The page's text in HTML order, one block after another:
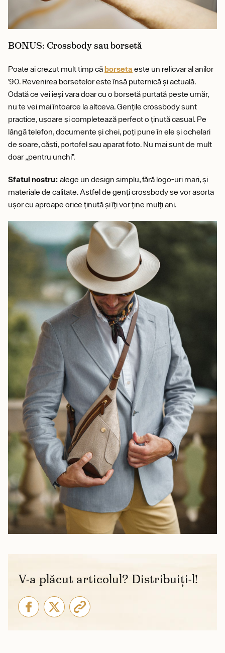
BONUS: Crossbody sau borsetă
Poate ai crezut mult timp căborseta este un relicvar al anilor
’90. Revenirea borsetelor este însă puternică și actuală.
Odată ce vei ieși vara doar cu o borsetă purtată peste umăr,
nu te vei mai întoarce la altceva. Gențile crossbody sunt
practice, ușoare și completează perfect o ținută casual. Pe
lângă telefon, documente și chei, poți pune în ele și ochelari
de soare, căști, portofel sau aparat foto. Nu mai sunt de mult
doar „pentru unchi”.
Sfatul nostru: alege un design simplu, fără logo-uri mari, și
materiale de calitate. Astfel de genți crossbody se vor asorta
ușor cu aproape orice ținută și îți vor ține mulți ani.
V-a plăcut articolul? Distribuiți-l!